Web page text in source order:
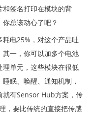
签名打印在模块的背
总该动心了吧？
电25%，对这个产品吐
一，你可以加多个电池
单元，这些模块在很低
眠、唤醒、通知机制，
就有Sensor Hub方案，传
，要比传统的直接把传感